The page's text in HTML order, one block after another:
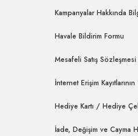
Kampanyalar Hakkında
Havale Bildirim Formu
Mesafeli Satış Sözleşmesi
İnternet Erişim Kayıtlarının
Hediye Kartı / Hediye
İade, Değişim ve Cayma